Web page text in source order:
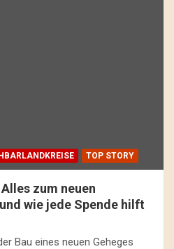
TOP STORY
zum neuen
wie jede Spende hilft
Bau eines neuen Geheges